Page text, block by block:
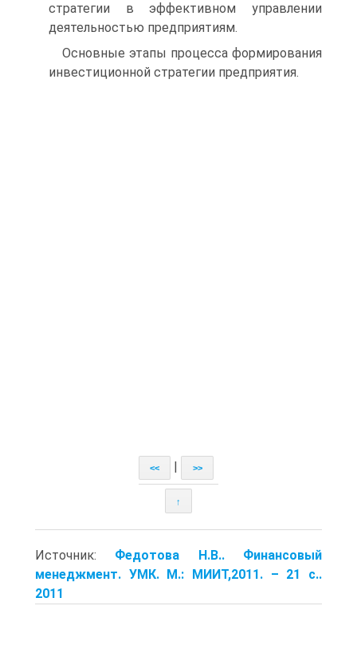
стратегии в эффективном управлении
деятельностью предприятиям.
Основные этапы процесса формирования
инвестиционной стратегии предприятия.
<< >>
↑
Источник: Федотова Н.В.. Финансовый
менеджмент. УМК. М.: МИИТ,2011. – 21 с..
2011